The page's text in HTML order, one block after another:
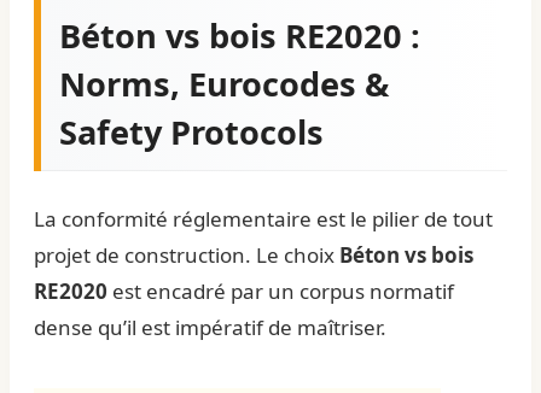
Béton vs bois RE2020 :
Norms, Eurocodes &
Safety Protocols
La conformité réglementaire est le pilier de tout
projet de construction. Le choix Béton vs bois
RE2020 est encadré par un corpus normatif
dense qu’il est impératif de maîtriser.